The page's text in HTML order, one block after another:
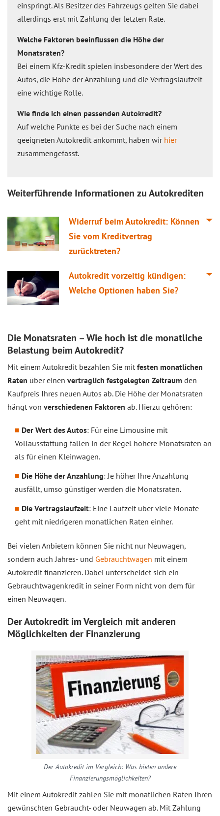
einspringt. Als Besitzer des Fahrzeugs gelten Sie dabei
allerdings erst mit Zahlung der letzten Rate.
Welche Faktoren beeinflussen die Höhe der
Monatsraten?
Bei einem Kfz-Kredit spielen insbesondere der Wert des
Autos, die Höhe der Anzahlung und die Vertragslaufzeit
eine wichtige Rolle.
Wie finde ich einen passenden Autokredit?
Auf welche Punkte es bei der Suche nach einem
geeigneten Autokredit ankommt, haben wir hier
zusammengefasst.
Weiterführende Informationen zu Autokrediten
Widerruf beim Autokredit: Können
Sie vom Kreditvertrag
zurücktreten?
Autokredit vorzeitig kündigen:
Welche Optionen haben Sie?
Die Monatsraten – Wie hoch ist die monatliche
Belastung beim Autokredit?
Mit einem Autokredit bezahlen Sie mit festen monatlichen
Raten über einen vertraglich festgelegten Zeitraum den
Kaufpreis Ihres neuen Autos ab. Die Höhe der Monatsraten
hängt von verschiedenen Faktoren ab. Hierzu gehören:
Der Wert des Autos: Für eine Limousine mit
Vollausstattung fallen in der Regel höhere Monatsraten an
als für einen Kleinwagen.
Die Höhe der Anzahlung: Je höher Ihre Anzahlung
ausfällt, umso günstiger werden die Monatsraten.
Die Vertragslaufzeit: Eine Laufzeit über viele Monate
geht mit niedrigeren monatlichen Raten einher.
Bei vielen Anbietern können Sie nicht nur Neuwagen,
sondern auch Jahres- und Gebrauchtwagen mit einem
Autokredit finanzieren. Dabei unterscheidet sich ein
Gebrauchtwagenkredit in seiner Form nicht von dem für
einen Neuwagen.
Der Autokredit im Vergleich mit anderen
Möglichkeiten der Finanzierung
Der Autokredit im Vergleich: Was bieten andere
Finanzierungsmöglichkeiten?
Mit einem Autokredit zahlen Sie mit monatlichen Raten Ihren
gewünschten Gebraucht- oder Neuwagen ab. Mit Zahlung